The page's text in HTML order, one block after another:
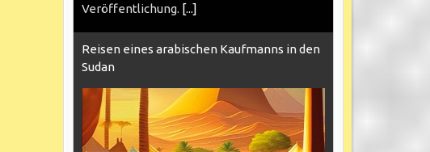
Veröffentlichung. [...]
Reisen eines arabischen Kaufmanns in den
Sudan